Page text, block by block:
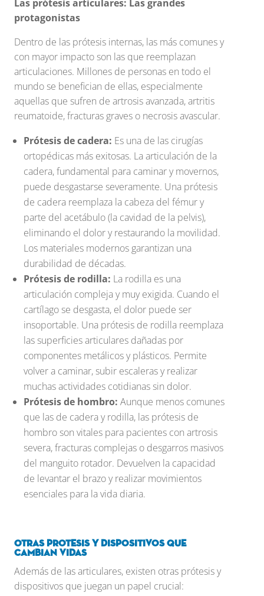
Las prótesis articulares: Las grandes
protagonistas
Dentro de las prótesis internas, las más comunes y
con mayor impacto son las que reemplazan
articulaciones. Millones de personas en todo el
mundo se benefician de ellas, especialmente
aquellas que sufren de artrosis avanzada, artritis
reumatoide, fracturas graves o necrosis avascular.
Prótesis de cadera: Es una de las cirugías
ortopédicas más exitosas. La articulación de la
cadera, fundamental para caminar y movernos,
puede desgastarse severamente. Una prótesis
de cadera reemplaza la cabeza del fémur y
parte del acetábulo (la cavidad de la pelvis),
eliminando el dolor y restaurando la movilidad.
Los materiales modernos garantizan una
durabilidad de décadas.
Prótesis de rodilla: La rodilla es una
articulación compleja y muy exigida. Cuando el
cartílago se desgasta, el dolor puede ser
insoportable. Una prótesis de rodilla reemplaza
las superficies articulares dañadas por
componentes metálicos y plásticos. Permite
volver a caminar, subir escaleras y realizar
muchas actividades cotidianas sin dolor.
Prótesis de hombro: Aunque menos comunes
que las de cadera y rodilla, las prótesis de
hombro son vitales para pacientes con artrosis
severa, fracturas complejas o desgarros masivos
del manguito rotador. Devuelven la capacidad
de levantar el brazo y realizar movimientos
esenciales para la vida diaria.
Otras protesis y dispositivos que
cambian vidas
Además de las articulares, existen otras prótesis y
dispositivos que juegan un papel crucial: